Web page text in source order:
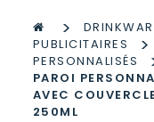
>
PUBLICITAIRES
>
PERSONNALISÉS
PAROI
AVEC
250ML